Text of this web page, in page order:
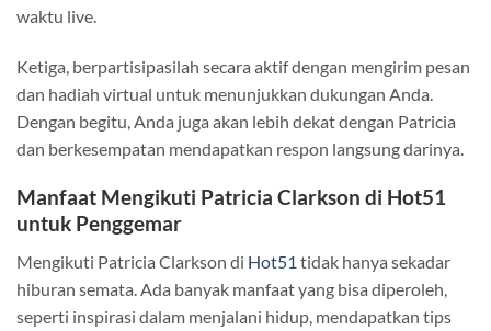
waktu live.
Ketiga, berpartisipasilah secara aktif dengan mengirim pesan
dan hadiah virtual untuk menunjukkan dukungan Anda.
Dengan begitu, Anda juga akan lebih dekat dengan Patricia
dan berkesempatan mendapatkan respon langsung darinya.
Manfaat Mengikuti Patricia Clarkson di Hot51
untuk Penggemar
Mengikuti Patricia Clarkson di Hot51 tidak hanya sekadar
hiburan semata. Ada banyak manfaat yang bisa diperoleh,
seperti inspirasi dalam menjalani hidup, mendapatkan tips